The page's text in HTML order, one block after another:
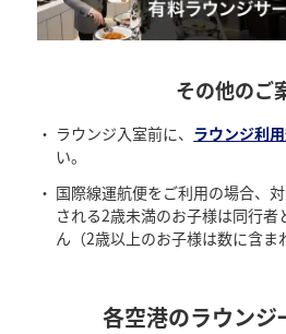
その他のご
ラウンジ入室前に、 ラウンジ利
い。
国際線運航便をご利用の場合、
される2歳未満のお子様は同行
ん（2歳以上のお子様は数に含ま
各空港のラウンジ